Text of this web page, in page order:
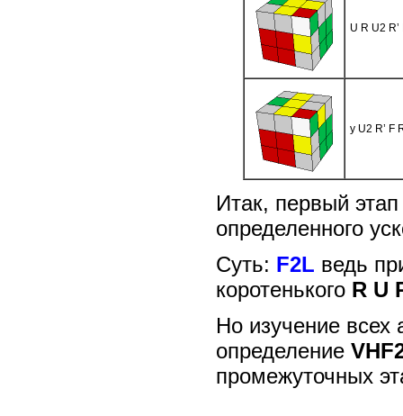
U R U2 R’
y U2 R’ F
Итак, первый
определенного
Суть: F2L ведь
коротенького R U
Но изучение всех
определение
промежуточных